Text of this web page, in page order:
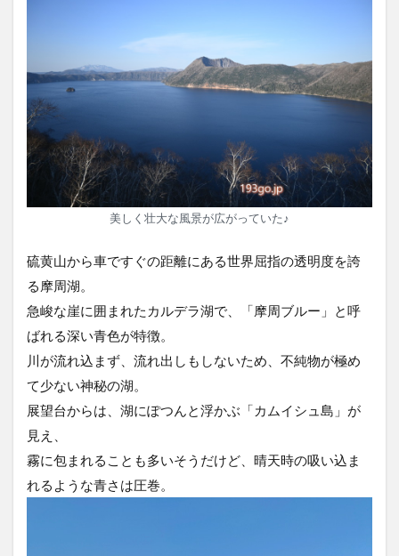
美しく壮大な風景が広がっていた♪
硫黄山から車ですぐの距離にある世界屈指の透明度を誇
る摩周湖。
急峻な崖に囲まれたカルデラ湖で、「摩周ブルー」と呼
ばれる深い青色が特徴。
川が流れ込まず、流れ出しもしないため、不純物が極め
て少ない神秘の湖。
展望台からは、湖にぽつんと浮かぶ「カムイシュ島」が
見え、
霧に包まれることも多いそうだけど、晴天時の吸い込ま
れるような青さは圧巻。